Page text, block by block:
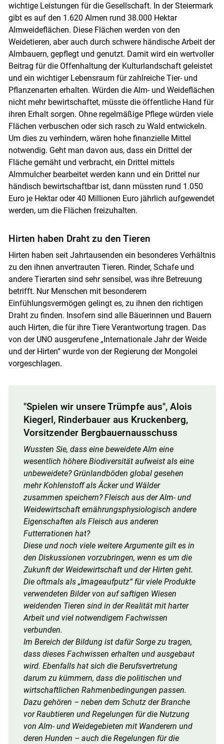
wichtige Leistungen für die Gesellschaft. In der Steiermark
gibt es auf den 1.620 Almen rund 38.000 Hektar
Almweideflächen. Diese Flächen werden von den
Weidetieren, aber auch durch schwere händische Arbeit der
Almbauern, gepflegt und genutzt. Damit wird ein wertvoller
Beitrag für die Offenhaltung der Kulturlandschaft geleistet
und ein wichtiger Lebensraum für zahlreiche Tier- und
Pflanzenarten erhalten. Würden die Alm- und Weideflächen
nicht mehr bewirtschaftet, müsste die öffentliche Hand für
ihren Erhalt sorgen. Ohne regelmäßige Pflege würden viele
Flächen verbuschen oder sich rasch zu Wald entwickeln.
Um dies zu verhindern, wären hohe finanzielle Mittel
notwendig. Geht man davon aus, dass ein Drittel der
Fläche gemäht und verbracht, ein Drittel mittels
Almmulcher bearbeitet werden kann und ein Drittel nur
händisch bewirtschaftbar ist, dann müssten rund 1.050
Euro je Hektar oder 40 Millionen Euro jährlich aufgewendet
werden, um die Flächen freizuhalten.
Hirten haben Draht zu den Tieren
Hirten haben seit Jahrtausenden ein besonderes Verhältnis
zu den ihnen anvertrauten Tieren. Rinder, Schafe und
andere Tierarten sind sehr sensibel, was ihre Betreuung
betrifft. Nur Menschen mit besonderem
Einfühlungsvermögen gelingt es, zu ihnen den richtigen
Draht zu finden. Insofern sind alle Bäuerinnen und Bauern
auch Hirten, die für ihre Tiere Verantwortung tragen. Das
von der UNO ausgerufene „Internationale Jahr der Weide
und der Hirten“ wurde von der Regierung der Mongolei
vorgeschlagen.
"Spielen wir unsere Trümpfe aus", Alois
Kiegerl, Rinderbauer aus Kruckenberg,
Vorsitzender Bergbauernausschuss
Wussten Sie, dass eine beweidete Alm eine
wesentlich höhere Biodiversität aufweist als eine
unbeweidete? Grünlandböden global gesehen
mehr Kohlenstoff als Äcker und Wälder
zusammen speichern? Fleisch aus der Alm- und
Weidewirtschaft ernährungsphysiologisch andere
Eigenschaften als Fleisch aus anderen
Futterrationen hat?
Diese und noch viele weitere Argumente gilt es in
den Diskussionen vorzubringen, wenn es um die
Zukunft der Weidewirtschaft und der Hirten geht.
Die oftmals als „Imageaufputz“ für viele Produkte
verwendeten Bilder von auf saftigen Wiesen
weidenden Tieren sind in der Realität mit harter
Arbeit und viel notwendigem Fachwissen
verbunden.
Im Bereich der Bildung ist dafür Sorge zu tragen,
dass dieses Fachwissen erhalten und ausgebaut
wird. Ebenfalls hat sich die Berufsvertretung
darum zu kümmern, dass die politischen und
wirtschaftlichen Rahmenbedingungen passen.
Dazu gehören – neben dem Schutz der Branche
vor Raubtieren und Regelungen für die Nutzung
von Alm- und Weidegebieten mit Wanderern und
deren Hunden – auch die Regelungen für die